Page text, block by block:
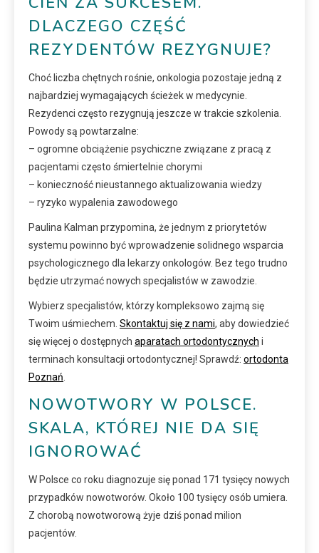
DLACZEGO CZĘŚĆ
REZYDENTÓW REZYGNUJE?
Choć liczba chętnych rośnie, onkologia pozostaje jedną z
najbardziej wymagających ścieżek w medycynie.
Rezydenci często rezygnują jeszcze w trakcie szkolenia.
Powody są powtarzalne:
– ogromne obciążenie psychiczne związane z pracą z
pacjentami często śmiertelnie chorymi
– konieczność nieustannego aktualizowania wiedzy
– ryzyko wypalenia zawodowego
Paulina Kalman przypomina, że jednym z priorytetów
systemu powinno być wprowadzenie solidnego wsparcia
psychologicznego dla lekarzy onkologów. Bez tego trudno
będzie utrzymać nowych specjalistów w zawodzie.
Wybierz specjalistów, którzy kompleksowo zajmą się
Twoim uśmiechem. Skontaktuj się z nami, aby dowiedzieć
się więcej o dostępnych aparatach ortodontycznych i
terminach konsultacji ortodontycznej! Sprawdź: ortodonta
Poznań
NOWOTWORY W POLSCE.
SKALA, KTÓREJ NIE DA SIĘ
IGNOROWAĆ
W Polsce co roku diagnozuje się ponad 171 tysięcy nowych
przypadków nowotworów. Około 100 tysięcy osób umiera.
Z chorobą nowotworową żyje dziś ponad milion
pacjentów.